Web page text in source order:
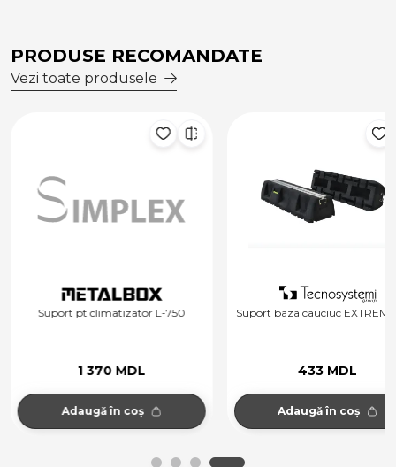
PRODUSE RECOMANDATE
Vezi toate produsele
Suport pt climatizator L-750
1 370 MDL
Adaugă în coș
Suport baza cauciuc
433 MDL
Adaugă în coș